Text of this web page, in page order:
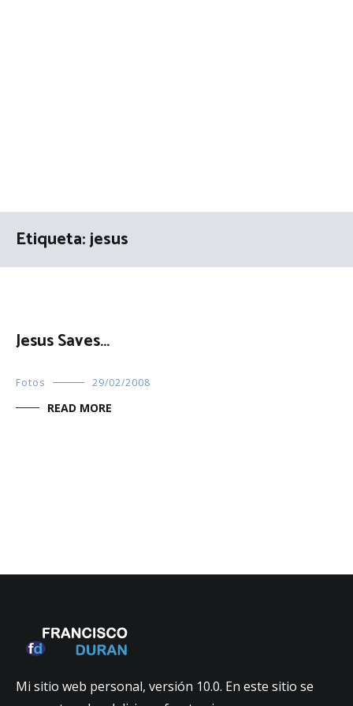
Etiqueta:jesus
Jesus Saves…
Fotos 29/02/2008
READ MORE
Mi sitio web personal, versión 10.0. En este sitio se